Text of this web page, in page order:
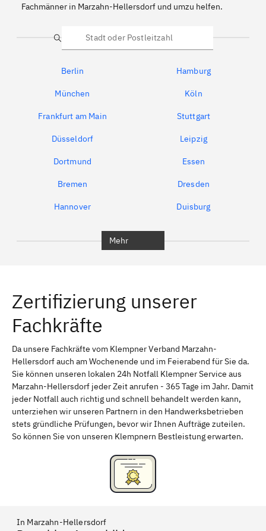
Fachmänner in Marzahn-Hellersdorf und umzu helfen.
Suche
Berlin Hamburg
München Köln
Frankfurt am Main Stuttgart
Düsseldorf Leipzig
Dortmund Essen
Bremen Dresden
Hannover Duisburg
Friedrichshain-Kreuzberg Mahlsdorf
Gesundbrunnen
Niederschönhausen Marzahn
Kaulsdorf Hellersdorf
Mehr
Zertifizierung unserer
Fachkräfte
Da unsere Fachkräfte vom Klempner Verband Marzahn-
Hellersdorf auch am Wochenende und im Feierabend für Sie da.
Sie können unseren lokalen 24h Notfall Klempner Service aus
Marzahn-Hellersdorf jeder Zeit anrufen - 365 Tage im Jahr. Damit
jeder Notfall auch richtig und schnell behandelt werden kann,
unterziehen wir unseren Partnern in den Handwerksbetrieben
stets gründliche Prüfungen, bevor wir Ihnen Aufträge zuteilen.
So können Sie von unseren Klempnern Bestleistung erwarten.
In Marzahn-Hellersdorf